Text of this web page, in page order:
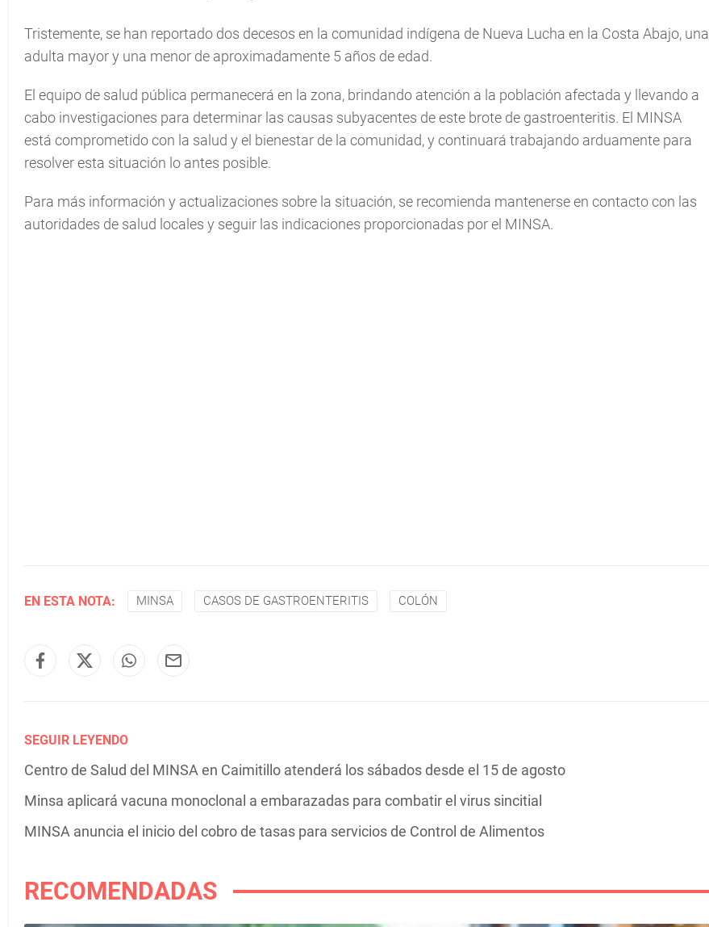
Tristemente, se han reportado dos decesos en la comunidad indígena de Nueva Lucha en la Costa Abajo, una
adulta mayor y una menor de aproximadamente 5 años de edad.
El equipo de salud pública permanecerá en la zona, brindando atención a la población afectada y llevando a
cabo investigaciones para determinar las causas subyacentes de este brote de gastroenteritis. El MINSA
está comprometido con la salud y el bienestar de la comunidad, y continuará trabajando arduamente para
resolver esta situación lo antes posible.
Para más información y actualizaciones sobre la situación, se recomienda mantenerse en contacto con las
autoridades de salud locales y seguir las indicaciones proporcionadas por el MINSA.
EN ESTA NOTA: MINSA CASOS DE GASTROENTERITIS COLÓN
SEGUIR LEYENDO
Centro de Salud del MINSA en Caimitillo atenderá los sábados desde el 15 de agosto
Minsa aplicará vacuna monoclonal a embarazadas para combatir el virus sincitial
MINSA anuncia el inicio del cobro de tasas para servicios de Control de Alimentos
RECOMENDADAS